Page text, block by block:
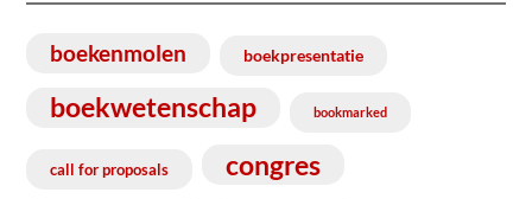
boekenmolen boekpresentatie
boekwetenschap bookmarked
call for proposals congres